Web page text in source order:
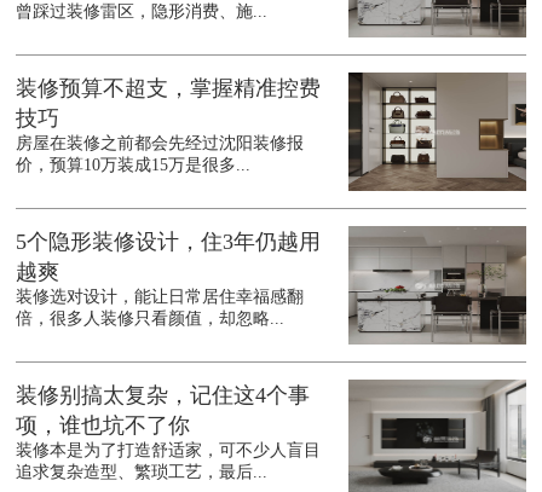
曾踩过装修雷区，隐形消费、施...
装修预算不超支，掌握精准控费
技巧
房屋在装修之前都会先经过沈阳装修报
价，预算10万装成15万是很多...
5个隐形装修设计，住3年仍越用
越爽
装修选对设计，能让日常居住幸福感翻
倍，很多人装修只看颜值，却忽略...
装修别搞太复杂，记住这4个事
项，谁也坑不了你
装修本是为了打造舒适家，可不少人盲目
追求复杂造型、繁琐工艺，最后...